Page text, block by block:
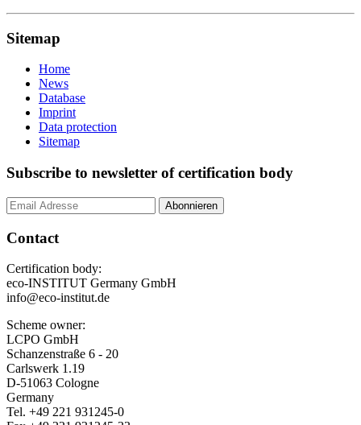
Sitemap
Home
News
Database
Imprint
Data protection
Sitemap
Subscribe to newsletter of certification body
Contact
Certification body:
eco-INSTITUT Germany GmbH
info@eco-institut.de
Scheme owner:
LCPO GmbH
Schanzenstraße 6 - 20
Carlswerk 1.19
D-51063 Cologne
Germany
Tel. +49 221 931245-0